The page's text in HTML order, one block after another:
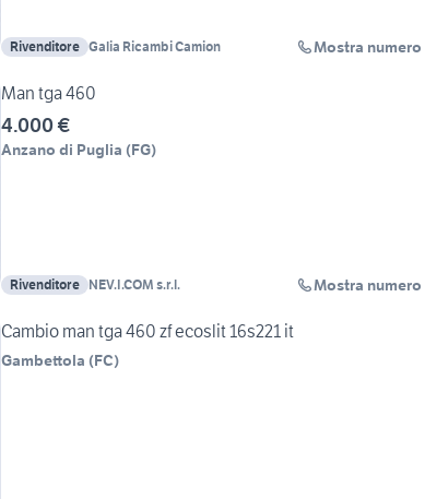
Rivenditore Galia Ricambi Camion Mostra numero
Man tga 460
4.000 €
Anzano di Puglia (FG)
Rivenditore NEV.I.COM s.r.l. Mostra numero
Cambio man tga 460 zf ecoslit 16s221 it
Gambettola (FC)